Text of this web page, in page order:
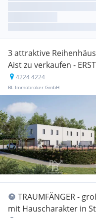
3 attraktive
Aist zu verkaufen -
4224 4224
BL Immobroker GmbH
TRAUMFÄNGER -
mit Hauscharakter in